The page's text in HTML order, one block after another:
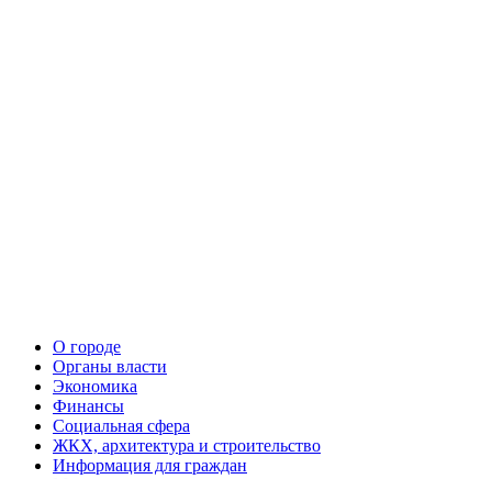
О городе
Органы власти
Экономика
Финансы
Социальная сфера
ЖКХ, архитектура и строительство
Информация для граждан